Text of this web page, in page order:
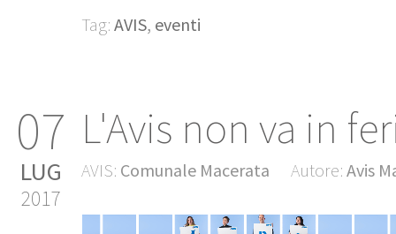
Tag: AVIS, eventi
07
LUG
2017
L'Avis non va in
AVIS: Comunale Macerata Autore: Avis